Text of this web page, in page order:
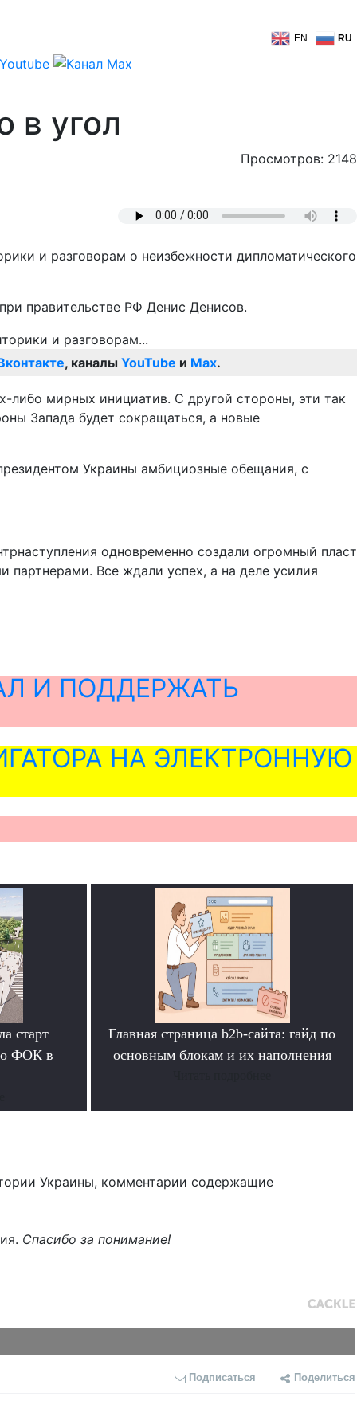
EN RU
в угол
Просмотров: 2148
и разговорам о неизбежности дипломатического
правительстве РФ Денис Денисов.
, каналы YouTube и Max.
либо мирных инициатив. С другой стороны, эти так
Запада будет сокращаться, а новые
Украины амбициозные обещания, с
одновременно создали огромный пласт
партнерами. Все ждали успех, а на деле усилия
И ПОДДЕРЖАТЬ
НА ЭЛЕКТРОННУЮ
старт
ФОК в
Главная страница b2b-сайта: гайд по
основным блокам и их наполнения
Украины, комментарии содержащие
Спасибо за понимание!
Подписаться Поделиться